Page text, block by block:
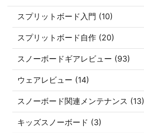
スプリットボード入門 (10)
スプリットボード自作 (20)
スノーボードギアレビュー (93)
ウェアレビュー (14)
スノーボード関連メンテナンス (13)
キッズスノーボード (3)